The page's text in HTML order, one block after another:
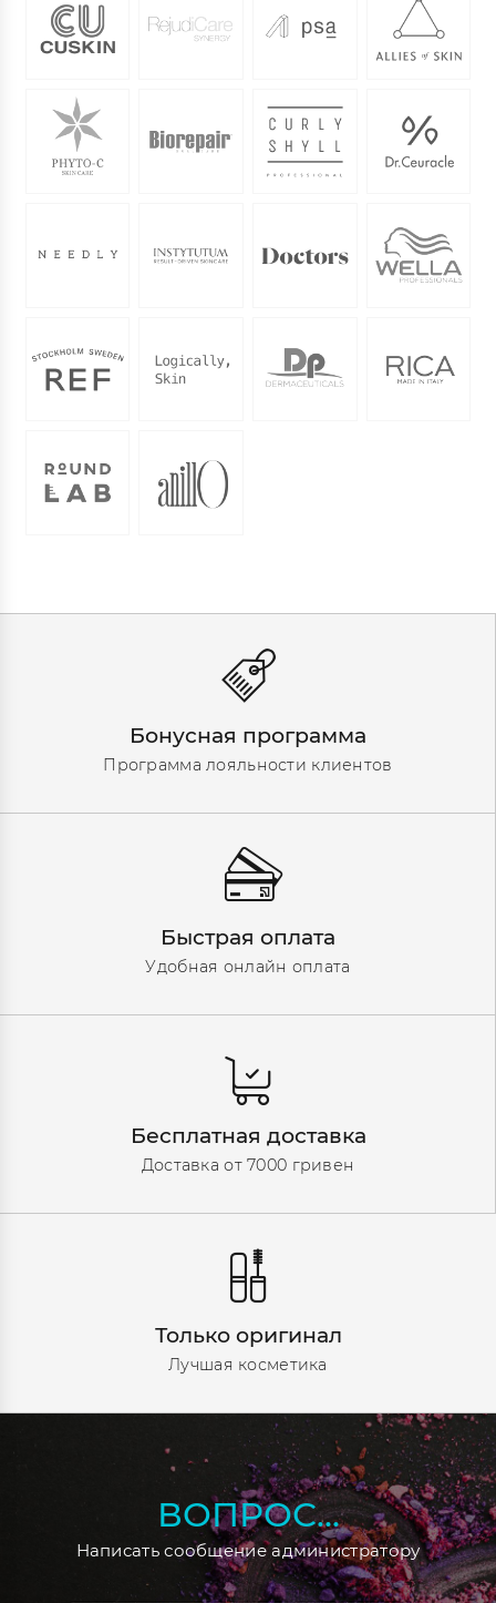
Бонусная программа
Программа лояльности клиентов
Быстрая оплата
Удобная онлайн оплата
Бесплатная доставка
Доставка от 7000 гривен
Только оригинал
Лучшая косметика
ВОПРОС...
Написать сообщение администратору